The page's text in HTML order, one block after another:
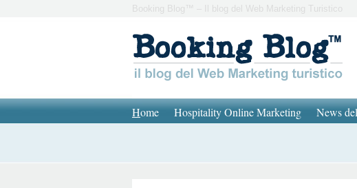
Booking Blog™ – Il blog del Web Marketing Turistico
Home Hospitality Online Marketing News